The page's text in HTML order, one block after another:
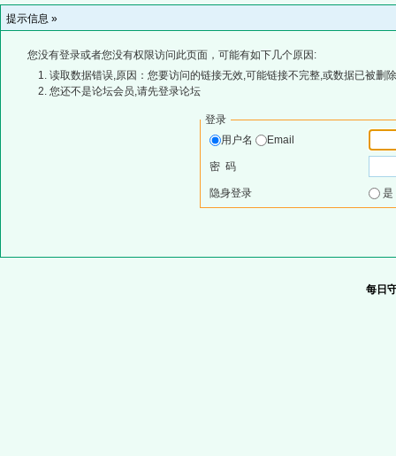
提示信息 »
您没有登录或者您没有权限访问此页面，可能有如下几个原因:
读取数据错误,原因：您要访问的链接无效,可能链接不完整,或数据已被删
您还不是论坛会员,请先登录论坛
登录
用户名
Email
密 码
隐身登录
每日